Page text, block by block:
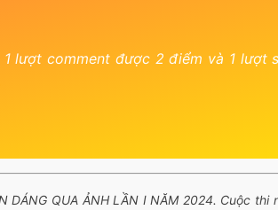
lượt comment được 2 điểm và 1 lượt
QUA ẢNH LẦN I NĂM 2024. Cuộc thi